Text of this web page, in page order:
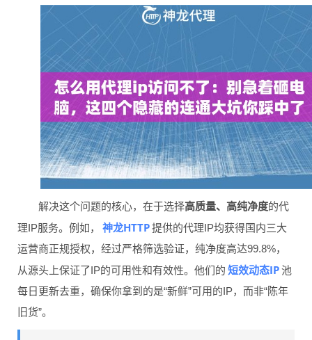
解决这个问题的核心，在于选择高质量、高纯净度的代
理IP服务。例如，
神龙HTTP提供的代理IP均获得国内三大
运营商正规授权，经过严格筛选验证，纯净度高达99.8%，
从源头上保证了IP的可用性和有效性。他们的 短效动态IP池
每日更新去重，确保你拿到的是“新鲜”可用的IP，而非“陈年
旧货”。